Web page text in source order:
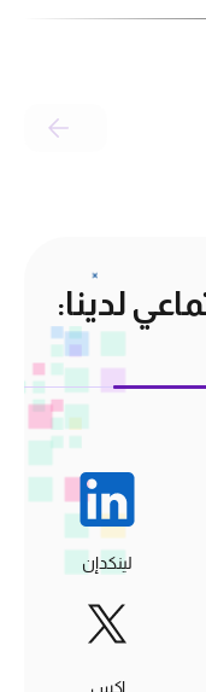
لدينا:
لينكدإن
إكس